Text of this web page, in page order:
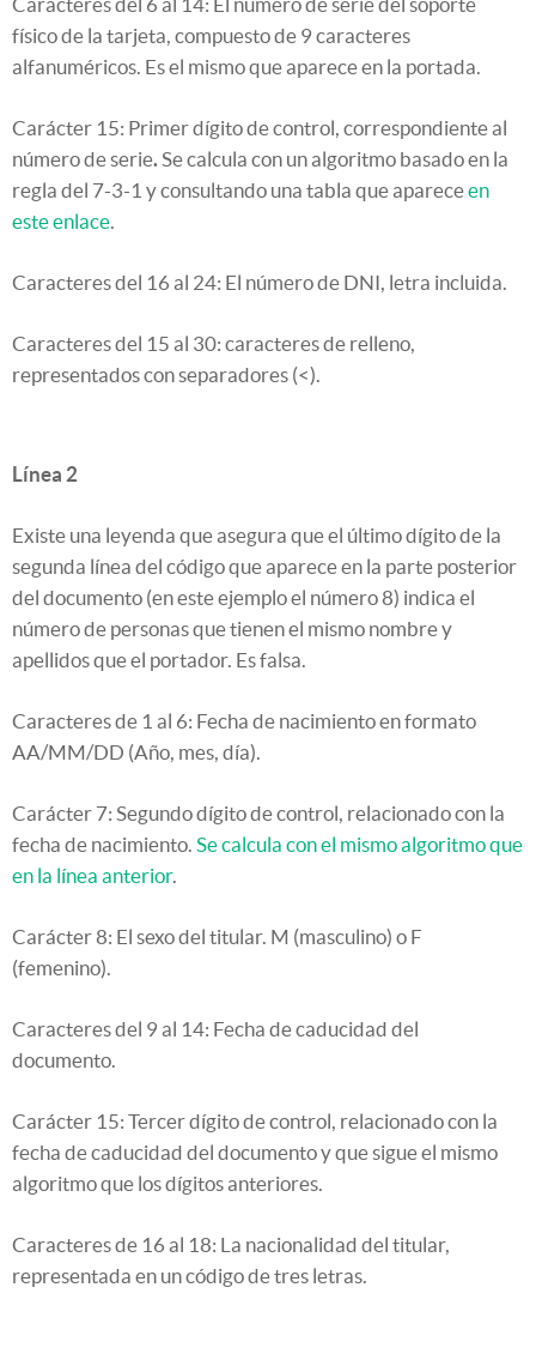
físico de la tarjeta, compuesto de 9 caracteres
alfanuméricos. Es el mismo que aparece en la portada.
Carácter 15: Primer dígito de control, correspondiente al
número de serie.Se calcula con un algoritmo basado en la
regla del 7-3-1 y consultando una tabla que apareceen
este enlace.
Caracteres del 16 al 24: El número de DNI, letra incluida.
Caracteres del 15 al 30: caracteres de relleno,
representados con separadores (<).
Línea 2
Existe una leyenda que asegura que el último dígito de la
segunda línea del código que aparece en la parte posterior
del documento (en este ejemplo el número 8) indica el
número de personas que tienen el mismo nombre y
apellidos que el portador. Es falsa.
Caracteres de 1 al 6: Fecha de nacimiento en formato
AA/MM/DD (Año, mes, día).
Carácter 7: Segundo dígito de control, relacionado con la
fecha de nacimiento. Se calcula con el mismo algoritmo que
en la línea anterior.
Carácter 8: El sexo del titular. M (masculino) o F
(femenino).
Caracteres del 9 al 14: Fecha de caducidad del
documento.
Carácter 15: Tercer dígito de control, relacionado con la
fecha de caducidad del documento y que sigue el mismo
algoritmo que los dígitos anteriores.
Caracteres de 16 al 18: La nacionalidad del titular,
representada en un código de tres letras.